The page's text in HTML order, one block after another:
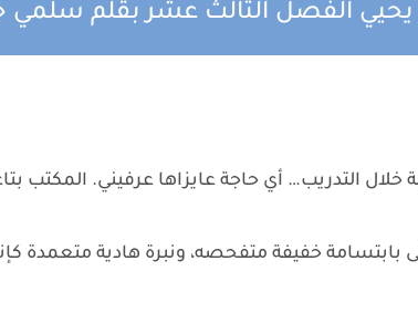
الفصل الثالث عشر بقلم سلمي
خلال التدريب… أي حاجة عايزاها عرفيني. المكتب
بابتسامة خفيفة متفحصه، ونبرة هادية متعمدة